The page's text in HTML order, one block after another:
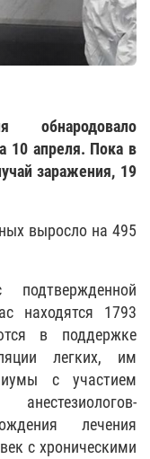
обнародовало
10 апреля. Пока в
заражения, 19
выросло на 495
находятся 1793
в поддержке
легких, им
с участием
лечения
с хроническими